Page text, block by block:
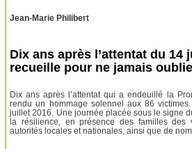
Jean-Marie Philibert
Dix ans après l’attentat du 14
recueille pour ne jamais
Dix ans après l’attentat qui a endeuillé la
rendu un hommage solennel aux 86 victimes
juillet 2016. Une journée placée sous le signe
la résilience, en présence des familles des
autorités locales et nationales, ainsi que de